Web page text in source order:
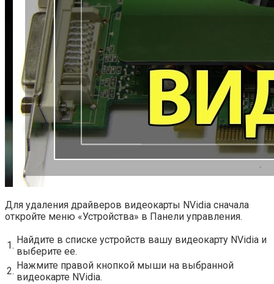
Для удаления драйверов видеокарты NVidia сначала
откройте меню «Устройства» в Панели управления.
1. Найдите в списке устройств вашу видеокарту NVidia и
выберите ее.
2. Нажмите правой кнопкой мыши на выбранной
видеокарте NVidia.